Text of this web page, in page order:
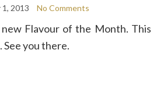
2013 No Comments
Flavour of the Month. This
you there.